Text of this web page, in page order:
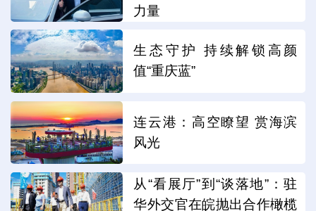
力量
生态守护 持续解锁高颜
值“重庆蓝”
连云港：高空瞭望 赏海滨
风光
从“看展厅”到“谈落地”：驻
华外交官在皖抛出合作橄榄